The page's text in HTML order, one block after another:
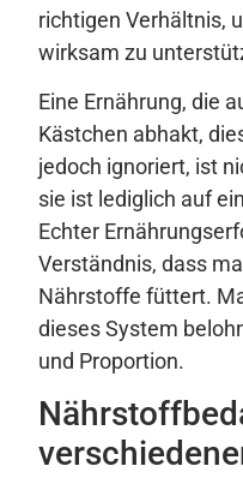
richtigen Verhältnis,
wirksam zu
Eine Ernährung, die
Kästchen abhakt,
jedoch ignoriert, ist
sie ist lediglich auf
Echter
Verständnis, dass
Nährstoffe füttert.
dieses System
und Proportion.